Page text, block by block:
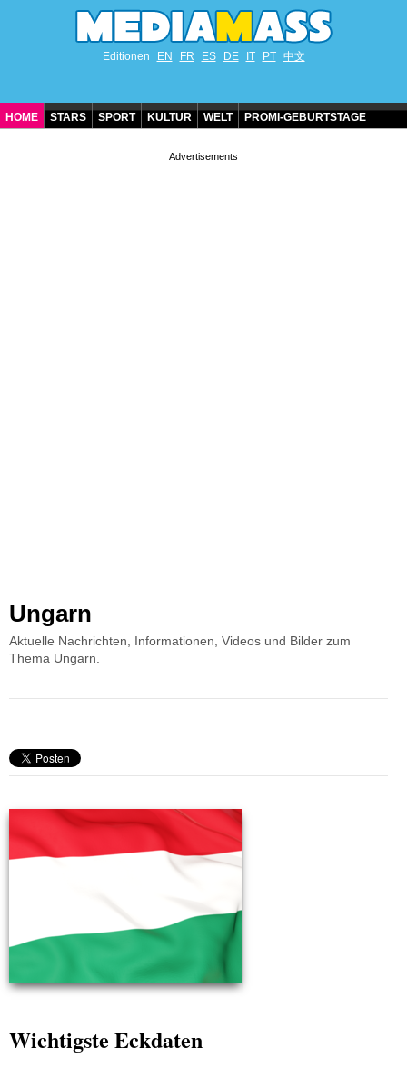
Editionen EN FR ES DE IT PT 中文
HOME STARS SPORT KULTUR WELT PROMI-GEBURTSTAGE
Ungarn
Aktuelle Nachrichten, Informationen, Videos und Bilder zum
Thema Ungarn.
Wichtigste Eckdaten